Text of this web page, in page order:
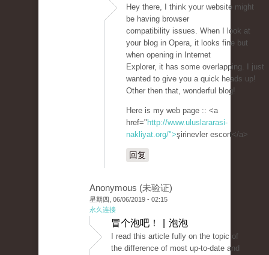
Hey there, I think your website might
be having browser
compatibility issues. When I look at
your blog in Opera, it looks fine but
when opening in Internet
Explorer, it has some overlapping. I just
wanted to give you a quick heads up!
Other then that, wonderful blog!
Here is my web page :: <a
href=" http://www.uluslararasi-
nakliyat.org/">şirinevler escort</a>
回复
Anonymous (未验证)
星期四, 06/06/2019 - 02:15
永久连接
冒个泡吧！ | 泡泡
I read this article fully on the topic of
the difference of most up-to-date and